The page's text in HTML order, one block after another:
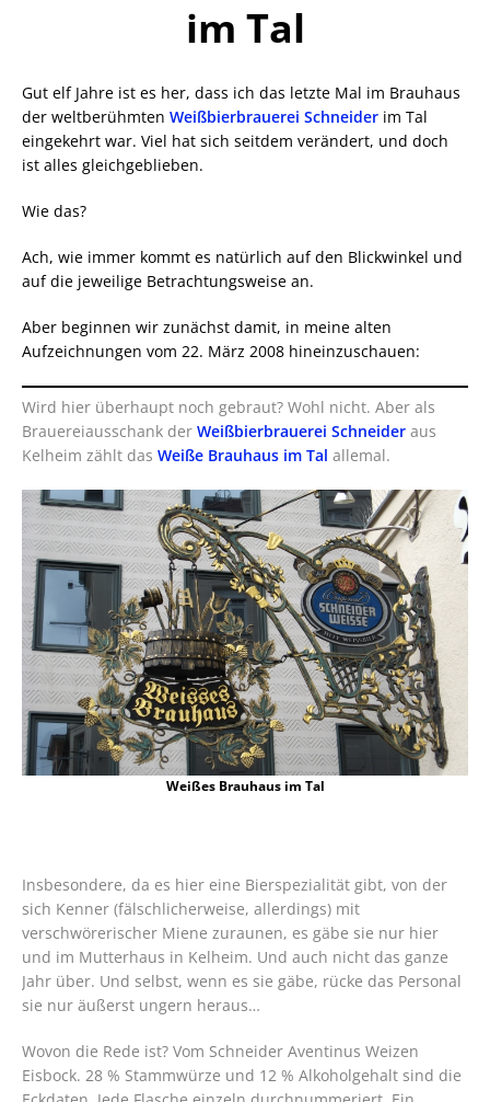
im Tal
Gut elf Jahre ist es her, dass ich das letzte Mal im Brauhaus
der weltberühmten Weißbierbrauerei Schneider im Tal
eingekehrt war. Viel hat sich seitdem verändert, und doch
ist alles gleichgeblieben.
Wie das?
Ach, wie immer kommt es natürlich auf den Blickwinkel und
auf die jeweilige Betrachtungsweise an.
Aber beginnen wir zunächst damit, in meine alten
Aufzeichnungen vom 22. März 2008 hineinzuschauen:
Wird hier überhaupt noch gebraut? Wohl nicht. Aber als
Brauereiausschank der Weißbierbrauerei Schneider aus
Kelheim zählt das Weiße Brauhaus im Tal allemal.
Weißes Brauhaus im Tal
Insbesondere, da es hier eine Bierspezialität gibt, von der
sich Kenner (fälschlicherweise, allerdings) mit
verschwörerischer Miene zuraunen, es gäbe sie nur hier
und im Mutterhaus in Kelheim. Und auch nicht das ganze
Jahr über. Und selbst, wenn es sie gäbe, rücke das Personal
sie nur äußerst ungern heraus…
Wovon die Rede ist? Vom Schneider Aventinus Weizen
Eisbock. 28 % Stammwürze und 12 % Alkoholgehalt sind die